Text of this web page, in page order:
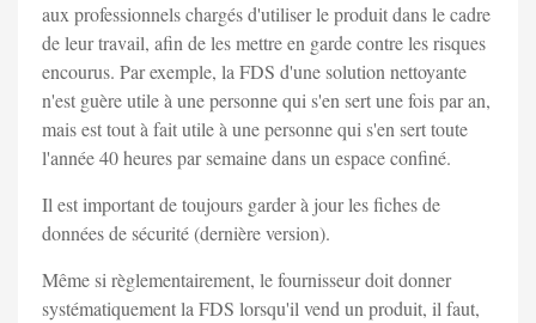
aux professionnels chargés d'utiliser le produit dans le cadre
de leur travail, afin de les mettre en garde contre les risques
encourus. Par exemple, la FDS d'une solution nettoyante
n'est guère utile à une personne qui s'en sert une fois par an,
mais est tout à fait utile à une personne qui s'en sert toute
l'année 40 heures par semaine dans un espace confiné.
Il est important de toujours garder à jour les fiches de
données de sécurité (dernière version).
Même si règlementairement, le fournisseur doit donner
systématiquement la FDS lorsqu'il vend un produit, il faut,